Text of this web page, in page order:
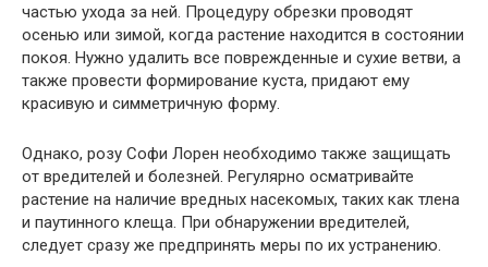
частью ухода за ней. Процедуру обрезки проводят
осенью или зимой, когда растение находится в состоянии
покоя. Нужно удалить все поврежденные и сухие ветви, а
также провести формирование куста, придают ему
красивую и симметричную форму.
Однако, розу Софи Лорен необходимо также защищать
от вредителей и болезней. Регулярно осматривайте
растение на наличие вредных насекомых, таких как тлена
и паутинного клеща. При обнаружении вредителей,
следует сразу же предпринять меры по их устранению.